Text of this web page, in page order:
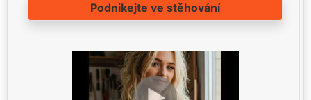
Podnikejte ve stěhování